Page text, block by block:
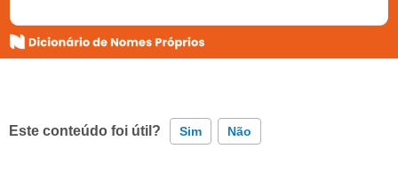
Este conteúdo foi útil? Sim Não